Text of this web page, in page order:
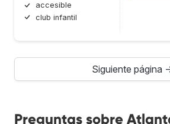
accesible
club infantil
Siguiente página
Preguntas sobre